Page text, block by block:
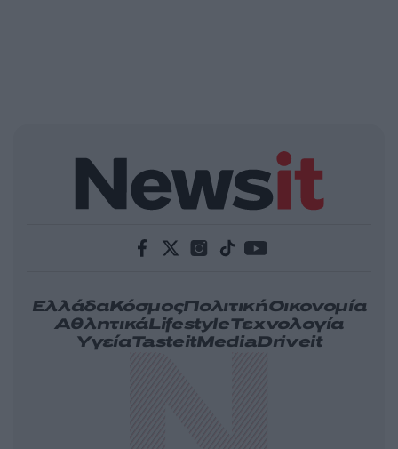
ΕλλάδαΚόσμοςΠολιτικήΟικονομία
ΑθλητικάLifestyleΤεχνολογία
ΥγείαTasteitMediaDriveit